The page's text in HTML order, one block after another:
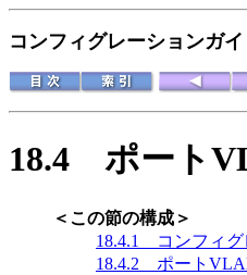
コンフィグレーションガイ
18.4 ポート
＜この節の構成＞
18.4.1 コンフィグ
18.4.2 ポート